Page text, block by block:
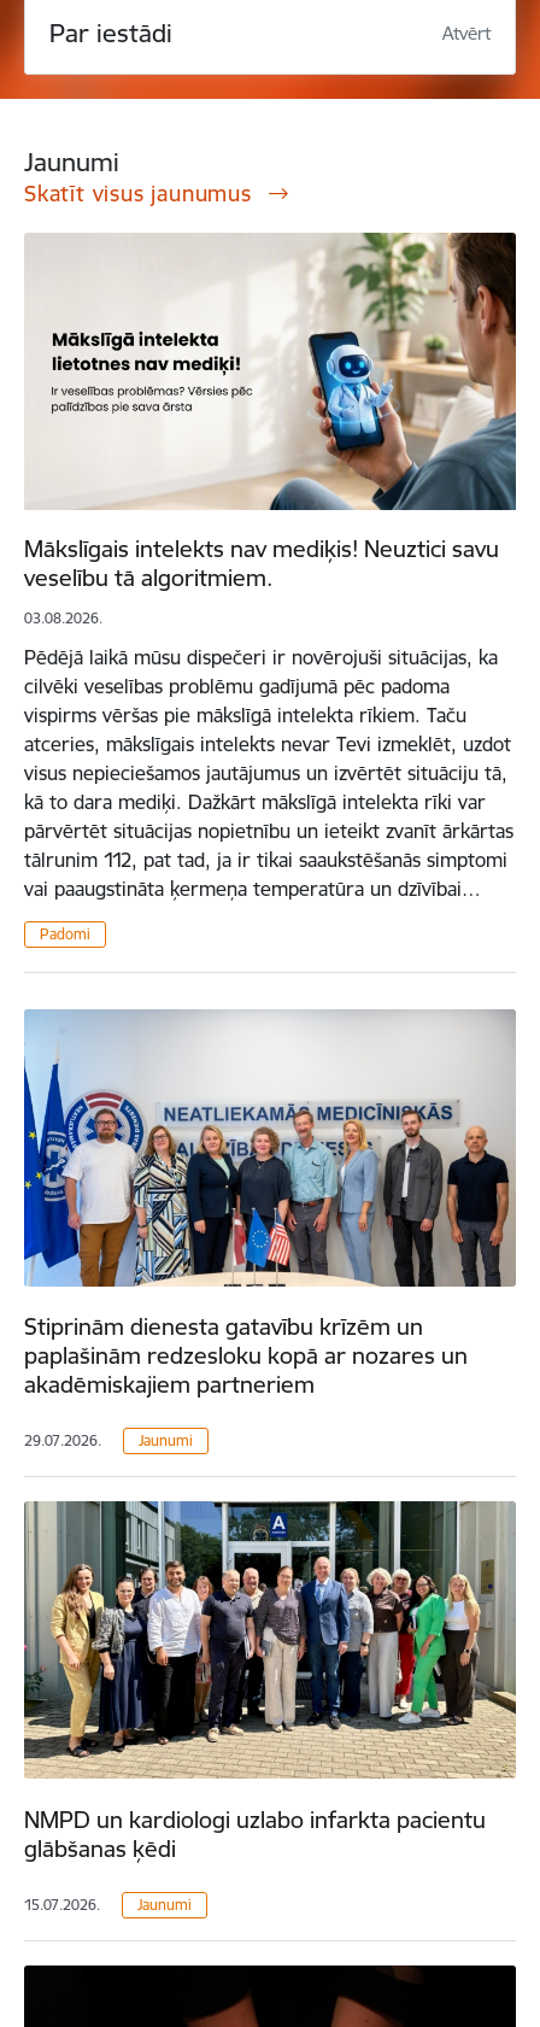
Par iestādi Atvērt
Jaunumi
Skatīt visus jaunumus
Mākslīgais intelekts nav mediķis! Neuztici savu
veselību tā algoritmiem.
03.08.2026.
Pēdējā laikā mūsu dispečeri ir novērojuši situācijas, ka
cilvēki veselības problēmu gadījumā pēc padoma
vispirms vēršas pie mākslīgā intelekta rīkiem. Taču
atceries, mākslīgais intelekts nevar Tevi izmeklēt, uzdot
visus nepieciešamos jautājumus un izvērtēt situāciju tā,
kā to dara mediķi. Dažkārt mākslīgā intelekta rīki var
pārvērtēt situācijas nopietnību un ieteikt zvanīt ārkārtas
tālrunim 112, pat tad, ja ir tikai saaukstēšanās simptomi
vai paaugstināta ķermeņa temperatūra un dzīvībai…
Padomi
Stiprinām dienesta gatavību krīzēm un
paplašinām redzesloku kopā ar nozares un
akadēmiskajiem partneriem
29.07.2026. Jaunumi
NMPD un kardiologi uzlabo infarkta pacientu
glābšanas ķēdi
15.07.2026. Jaunumi